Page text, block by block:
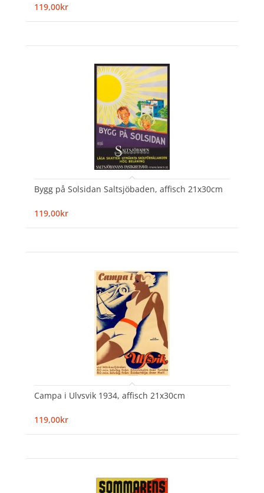
119,00kr
Bygg på Solsidan Saltsjöbaden, affisch 21x30cm
119,00kr
Campa i Ulvsvik 1934, affisch 21x30cm
119,00kr